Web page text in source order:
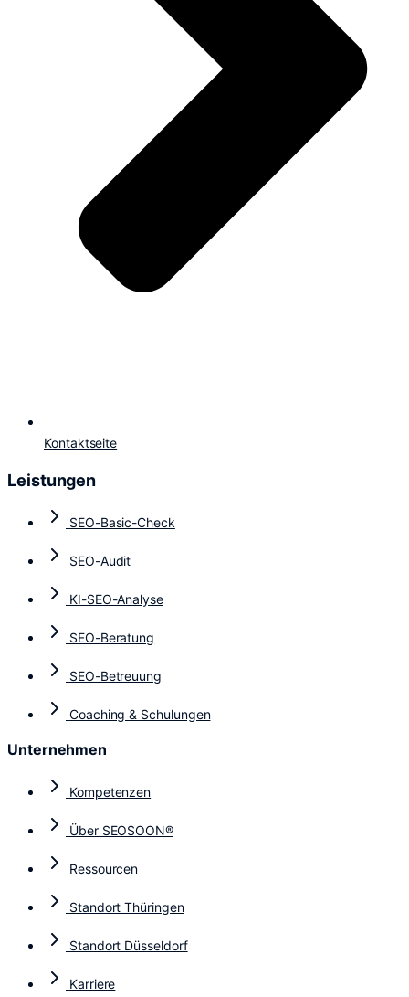
Kontaktseite
Leistungen
SEO-Basic-Check
SEO-Audit
KI-SEO-Analyse
SEO-Beratung
SEO-Betreuung
Coaching & Schulungen
Unternehmen
Kompetenzen
Über SEOSOON®​
Ressourcen
Standort Thüringen
Standort Düsseldorf
Karriere